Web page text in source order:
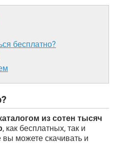
бесплатно?
из сотен тысяч
, как бесплатных, так и
можете скачивать и